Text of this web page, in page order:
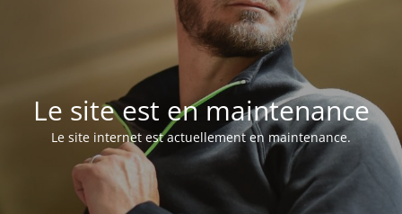
Le site est en maintenance
Le site internet est actuellement en maintenance.